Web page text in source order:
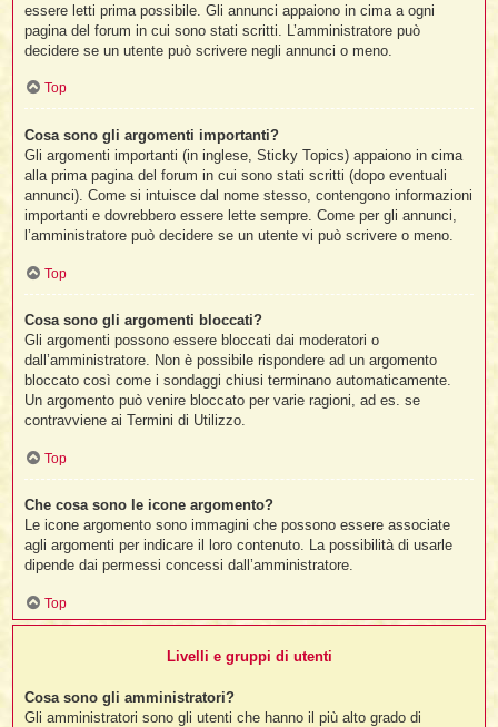
essere letti prima possibile. Gli annunci appaiono in cima a ogni
pagina del forum in cui sono stati scritti. L’amministratore può
decidere se un utente può scrivere negli annunci o meno.
Top
Cosa sono gli argomenti importanti?
Gli argomenti importanti (in inglese, Sticky Topics) appaiono in cima
alla prima pagina del forum in cui sono stati scritti (dopo eventuali
annunci). Come si intuisce dal nome stesso, contengono informazioni
importanti e dovrebbero essere lette sempre. Come per gli annunci,
l’amministratore può decidere se un utente vi può scrivere o meno.
Top
Cosa sono gli argomenti bloccati?
Gli argomenti possono essere bloccati dai moderatori o
dall’amministratore. Non è possibile rispondere ad un argomento
bloccato così come i sondaggi chiusi terminano automaticamente.
Un argomento può venire bloccato per varie ragioni, ad es. se
contravviene ai Termini di Utilizzo.
Top
Che cosa sono le icone argomento?
Le icone argomento sono immagini che possono essere associate
agli argomenti per indicare il loro contenuto. La possibilità di usarle
dipende dai permessi concessi dall’amministratore.
Top
Livelli e gruppi di utenti
Cosa sono gli amministratori?
Gli amministratori sono gli utenti che hanno il più alto grado di